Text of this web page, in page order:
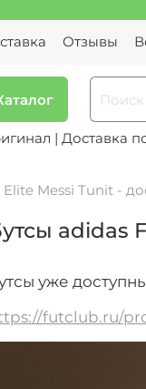
Отзывы
| Доставка
Messi Tunit -
adidas
уже
futclub.ru/